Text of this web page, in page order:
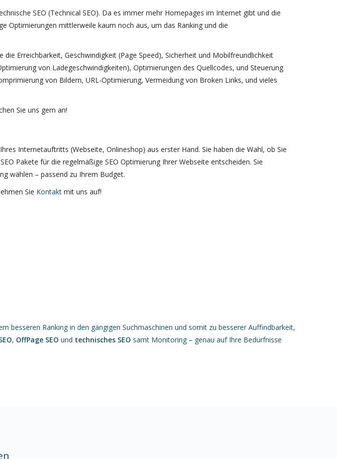
SEO (Technical SEO). Da es immer mehr Homepages im Internet gibt und die
Optimierungen mittlerweile kaum noch aus, um das Ranking und die
Erreichbarkeit, Geschwindigkeit (Page Speed), Sicherheit und Mobilfreundlichkeit
von Ladegeschwindigkeiten), Optimierungen des Quellcodes, und Steuerung
von Bildern, URL-Optimierung, Vermeidung von Broken Links, und vieles
Sie uns gern an!
Internetauftritts (Webseite, Onlineshop) aus erster Hand. Sie haben die Wahl, ob Sie
Pakete für die regelmäßige SEO Optimierung Ihrer Webseite entscheiden. Sie
wählen – passend zu Ihrem Budget.
Sie Kontakt mit uns auf!
besseren Ranking in den gängigen Suchmaschinen und somit zu besserer Auffindbarkeit,
, OffPage SEO und technisches SEO samt Monitoring – genau auf Ihre Bedürfnisse